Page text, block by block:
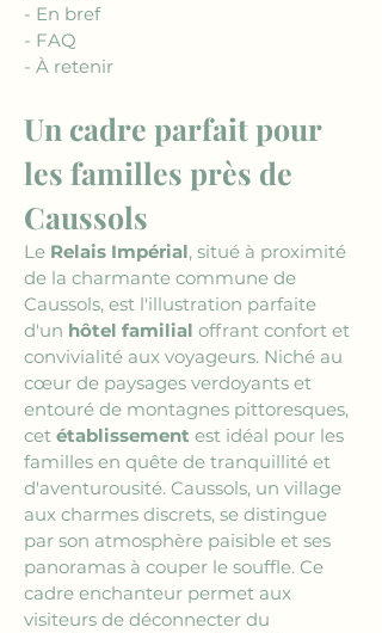
- En bref
- FAQ
- À retenir
Un cadre parfait pour
les familles près de
Caussols
Le Relais Impérial, situé à proximité
de la charmante commune de
Caussols, est l'illustration parfaite
d'un hôtel familial offrant confort et
convivialité aux voyageurs. Niché au
cœur de paysages verdoyants et
entouré de montagnes pittoresques,
cet établissement est idéal pour les
familles en quête de tranquillité et
d'aventurousité. Caussols, un village
aux charmes discrets, se distingue
par son atmosphère paisible et ses
panoramas à couper le souffle. Ce
cadre enchanteur permet aux
visiteurs de déconnecter du